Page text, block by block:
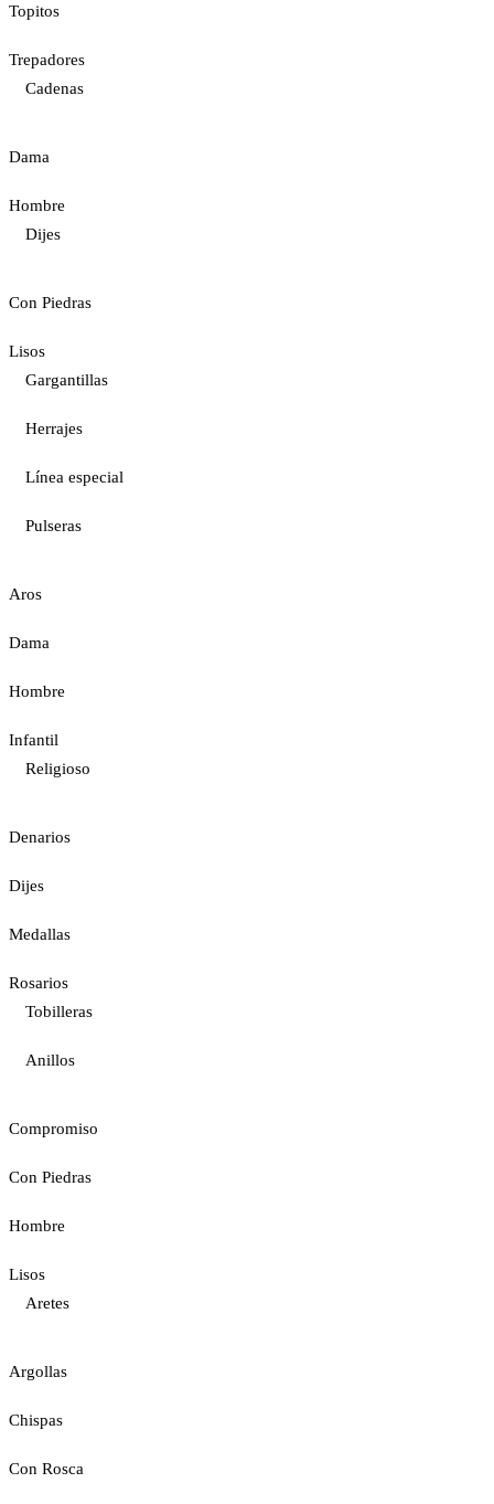
Topitos
Trepadores
Cadenas
Dama
Hombre
Dijes
Con Piedras
Lisos
Gargantillas
Herrajes
Línea especial
Pulseras
Aros
Dama
Hombre
Infantil
Religioso
Denarios
Dijes
Medallas
Rosarios
Tobilleras
Anillos
Compromiso
Con Piedras
Hombre
Lisos
Aretes
Argollas
Chispas
Con Rosca